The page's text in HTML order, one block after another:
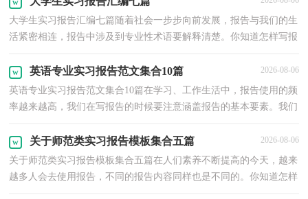
大学生实习报告汇编七篇随着社会一步步向前发展，报告与我们的生
活紧密相连，报告中涉及到专业性术语要解释清楚。你知道怎样写报
英语专业实习报告范文集合10篇 2026-08-06
英语专业实习报告范文集合10篇在学习、工作生活中，报告使用的频
率越来越高，我们在写报告的时候要注意涵盖报告的基本要素。我们
关于师范类实习报告模板集合五篇 2026-08-06
关于师范类实习报告模板集合五篇在人们素养不断提高的今天，越来
越多人会去使用报告，不同的报告内容同样也是不同的。你知道怎样